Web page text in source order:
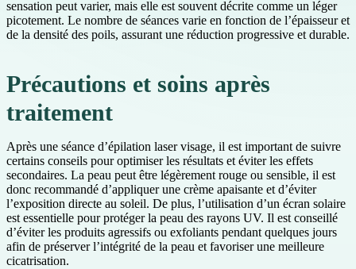
sensation peut varier, mais elle est souvent décrite comme un léger
picotement. Le nombre de séances varie en fonction de l’épaisseur et
de la densité des poils, assurant une réduction progressive et durable.
Précautions et soins après
traitement
Après une séance d’épilation laser visage, il est important de suivre
certains conseils pour optimiser les résultats et éviter les effets
secondaires. La peau peut être légèrement rouge ou sensible, il est
donc recommandé d’appliquer une crème apaisante et d’éviter
l’exposition directe au soleil. De plus, l’utilisation d’un écran solaire
est essentielle pour protéger la peau des rayons UV. Il est conseillé
d’éviter les produits agressifs ou exfoliants pendant quelques jours
afin de préserver l’intégrité de la peau et favoriser une meilleure
cicatrisation.